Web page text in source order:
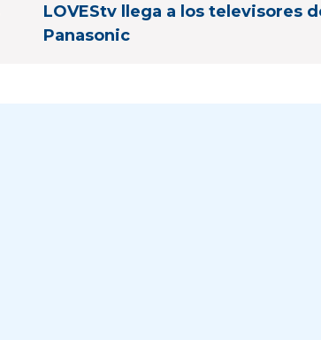
LOVEStv llega a los televisores
Panasonic